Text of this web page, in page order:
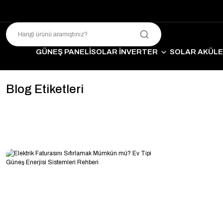
GÜNEŞ PANELİSOLAR İNVERTER SOLAR
Blog Etiketleri